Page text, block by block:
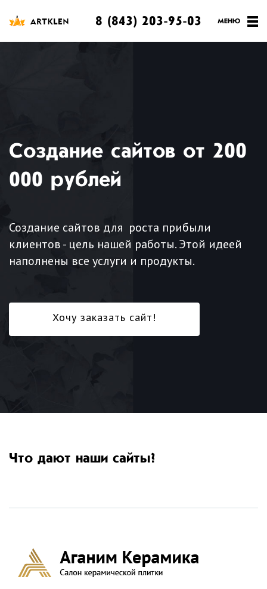
8 (843) 203-95-03
Создание сайтов от 200
000 рублей
Создание сайтов для роста прибыли
клиентов - цель нашей работы. Этой идеей
наполнены все услуги и продукты.
Хочу заказать сайт!
Что дают наши сайты?